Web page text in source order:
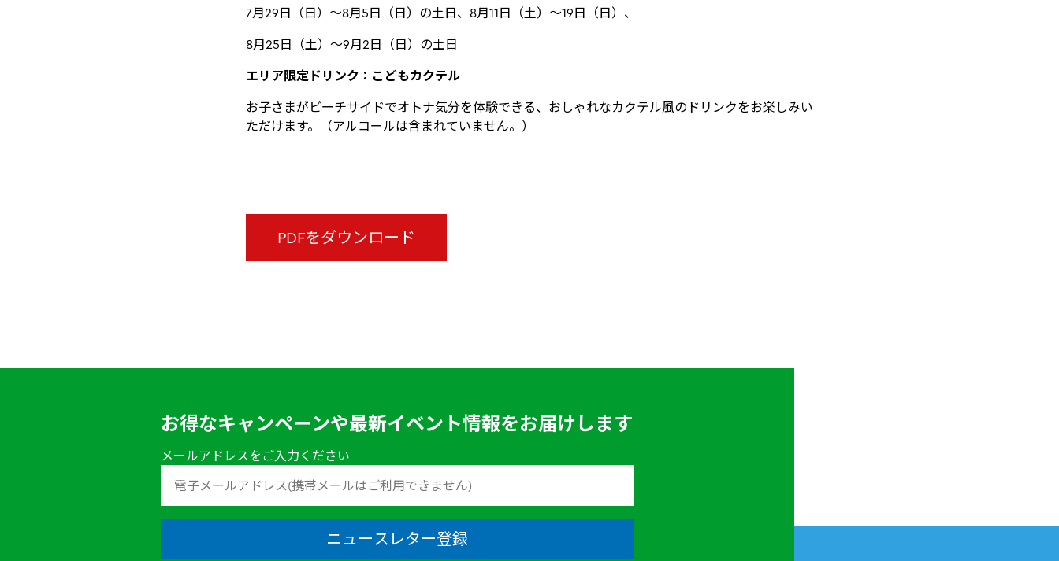
7月29日（日）～8月5日（日）の土日、8月11日（土）～19日（日）、
8月25日（土）～9月2日（日）の土日
エリア限定ドリンク：こどもカクテル
お子さまがビーチサイドでオトナ気分を体験できる、おしゃれなカクテル風のドリンクをお楽しみい
ただけます。（アルコールは含まれていません。）
PDFをダウンロード
お得なキャンペーンや最新イベント情報をお届けします
メールアドレスをご入力ください
ニュースレター登録